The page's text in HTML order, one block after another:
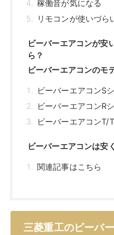
稼働音が気になる
リモコンが使いづら
ビーバーエアコンが安
ら？
ビーバーエアコンのモ
ビーバーエアコンS
ビーバーエアコンR
ビーバーエアコンT/
ビーバーエアコンは安
関連記事はこちら
三菱重工のビーバ